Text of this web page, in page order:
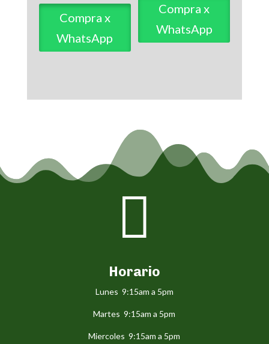
Compra x
WhatsApp
Compra x
WhatsApp

Horario
Lunes 9:15am a 5pm
Martes 9:15am a 5pm
Miercoles 9:15am a 5pm